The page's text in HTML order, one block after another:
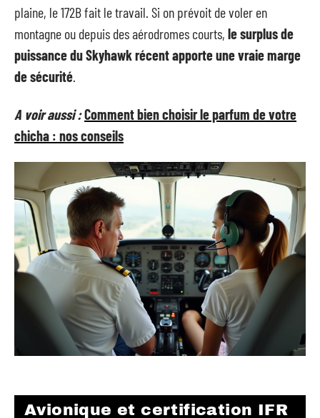
plaine, le 172B fait le travail. Si on prévoit de voler en
montagne ou depuis des aérodromes courts, le surplus de
puissance du Skyhawk récent apporte une vraie marge
de sécurité.
A voir aussi :Comment bien choisir le parfum de votre
chicha : nos conseils
Avionique et certification IFR